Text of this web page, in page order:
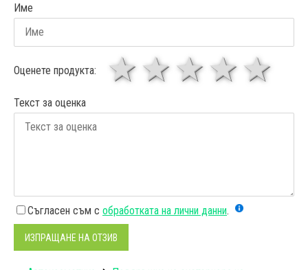
Име
Оценете продукта: 4
3
звезди
1 звезда
Текст за оценка
Съгласен съм с обработката на лични данни.
ИЗПРАЩАНЕ НА ОТЗИВ